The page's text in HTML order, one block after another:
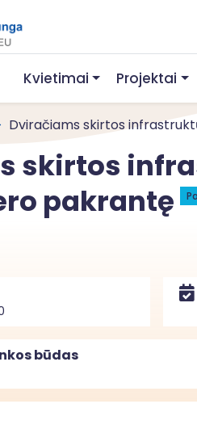
Kvietimai Projektai
Dviračiams skirtos
skirtos
pakrantę
būdas